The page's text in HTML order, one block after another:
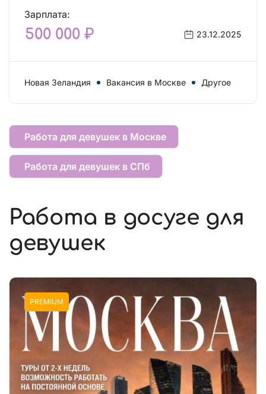
Зарплата:
500 000 ₽ 23.12.2025
Новая Зеландия Вакансия в Москве Другое
Работа для девушек в Москве
Работа для девушек в СПб
Работа в досуге для
девушек
PREMIUM